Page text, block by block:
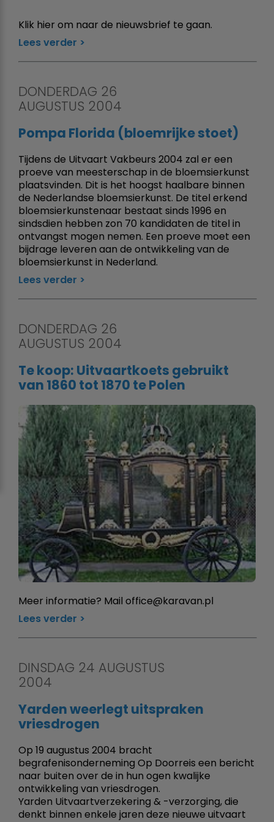
Klik hier om naar de nieuwsbrief te gaan.
Lees verder
DONDERDAG 26
AUGUSTUS 2004
Pompa Florida (bloemrijke stoet)
Tijdens de Uitvaart Vakbeurs 2004 zal er een
proeve van meesterschap in de bloemsierkunst
plaatsvinden. Dit is het hoogst haalbare binnen
de Nederlandse bloemsierkunst. De titel erkend
bloemsierkunstenaar bestaat sinds 1996 en
sindsdien hebben zon 70 kandidaten de titel in
ontvangst mogen nemen. Een proeve moet een
bijdrage leveren aan de ontwikkeling van de
bloemsierkunst in Nederland.
Lees verder
DONDERDAG 26
AUGUSTUS 2004
Te koop: Uitvaartkoets gebruikt
van 1860 tot 1870 te Polen
Meer informatie? Mail office@karavan.pl
Lees verder
DINSDAG 24 AUGUSTUS
2004
Yarden weerlegt uitspraken
vriesdrogen
Op 19 augustus 2004 bracht
begrafenisonderneming Op Doorreis een bericht
naar buiten over de in hun ogen kwalijke
ontwikkeling van vriesdrogen.
Yarden Uitvaartverzekering & -verzorging, die
denkt binnen enkele jaren deze nieuwe uitvaart